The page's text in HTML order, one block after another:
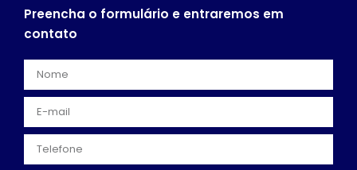
Preencha o formulário e entraremos em
contato